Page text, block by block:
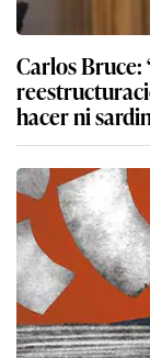
Carlos Bruce:
hacer ni